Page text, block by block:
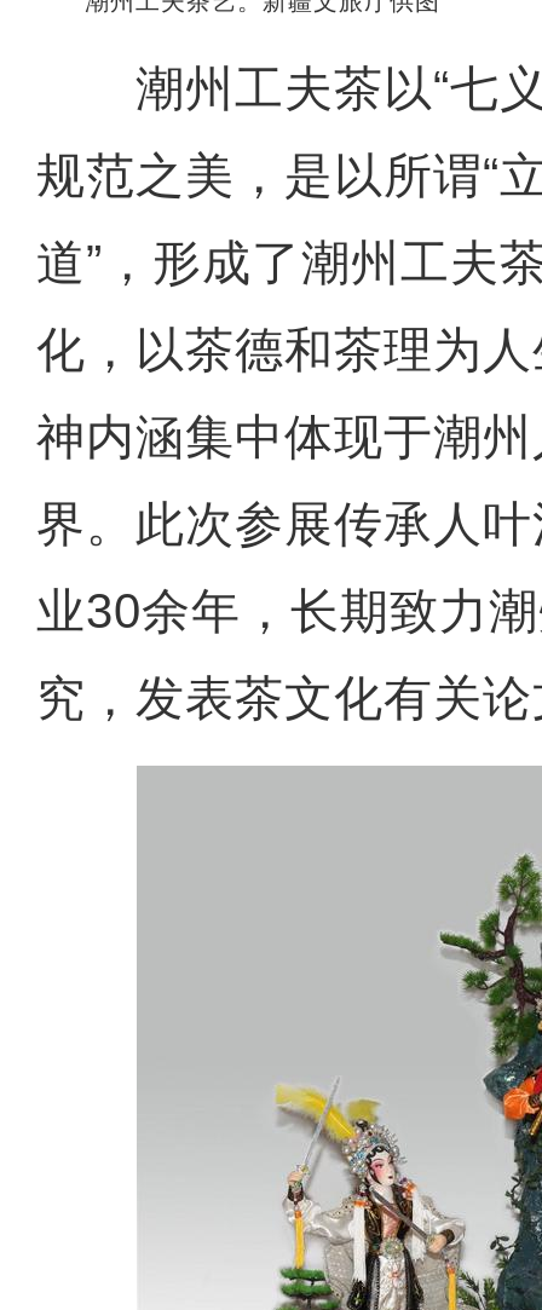
潮州工夫茶以“七义
规范之美，是以所谓“
道”，形成了潮州工夫
化，以茶德和茶理为
神内涵集中体现于潮州
界。此次参展传承人
业30余年，长期致力
究，发表茶文化有关